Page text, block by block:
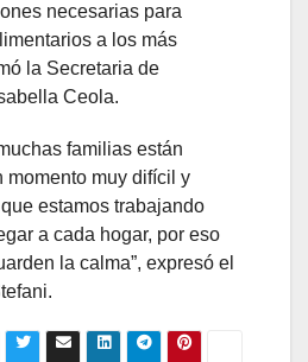
necesarias para
a los más
la Secretaria de
Ceola.
familias están
momento muy difícil y
estamos trabajando
a cada hogar, por eso
la calma”, expresó el